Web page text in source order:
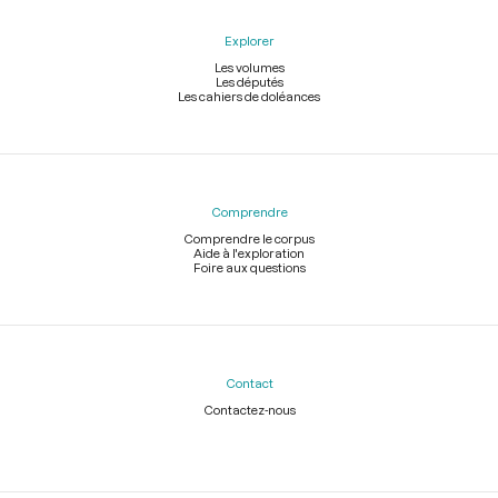
Explorer
Les volumes
Les députés
Les cahiers de doléances
Comprendre
Comprendre le corpus
Aide à l'exploration
Foire aux questions
Contact
Contactez-nous
Légal